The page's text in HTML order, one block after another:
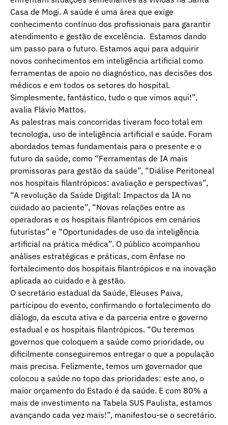
Casa de Mogi. A saúde é uma área que exige
conhecimento contínuo dos profissionais para garantir
atendimento e gestão de excelência. Estamos dando
um passo para o futuro. Estamos aqui para adquirir
novos conhecimentos em inteligência artificial como
ferramentas de apoio no diagnóstico, nas decisões dos
médicos e em todos os setores do hospital.
Simplesmente, fantástico, tudo o que vimos aqui!”,
avalia Flávio Mattos.
As palestras mais concorridas tiveram foco total em
tecnologia, uso de inteligência artificial e saúde. Foram
abordados temas fundamentais para o presente e o
futuro da saúde, como “Ferramentas de IA mais
promissoras para gestão da saúde”, “Diálise Peritoneal
nos hospitais filantrópicos: avaliação e perspectivas”,
“A revolução da Saúde Digital: Impactos da IA no
cuidado ao paciente”, “Novas relações entre as
operadoras e os hospitais filantrópicos em cenários
futuristas” e “Oportunidades de uso da inteligência
artificial na prática médica”. O público acompanhou
análises estratégicas e práticas, com ênfase no
fortalecimento dos hospitais filantrópicos e na inovação
aplicada ao cuidado e à gestão.
O secretário estadual da Saúde, Eleuses Paiva,
participou do evento, confirmando o fortalecimento do
diálogo, da escuta ativa e da parceria entre o governo
estadual e os hospitais filantrópicos. “Ou teremos
governos que coloquem a saúde como prioridade, ou
dificilmente conseguiremos entregar o que a população
mais precisa. Felizmente, temos um governador que
colocou a saúde no topo das prioridades: este ano, o
maior orçamento do Estado é da saúde. E com 80% a
mais de investimento na Tabela SUS Paulista, estamos
avançando cada vez mais!”, manifestou-se o secretário.